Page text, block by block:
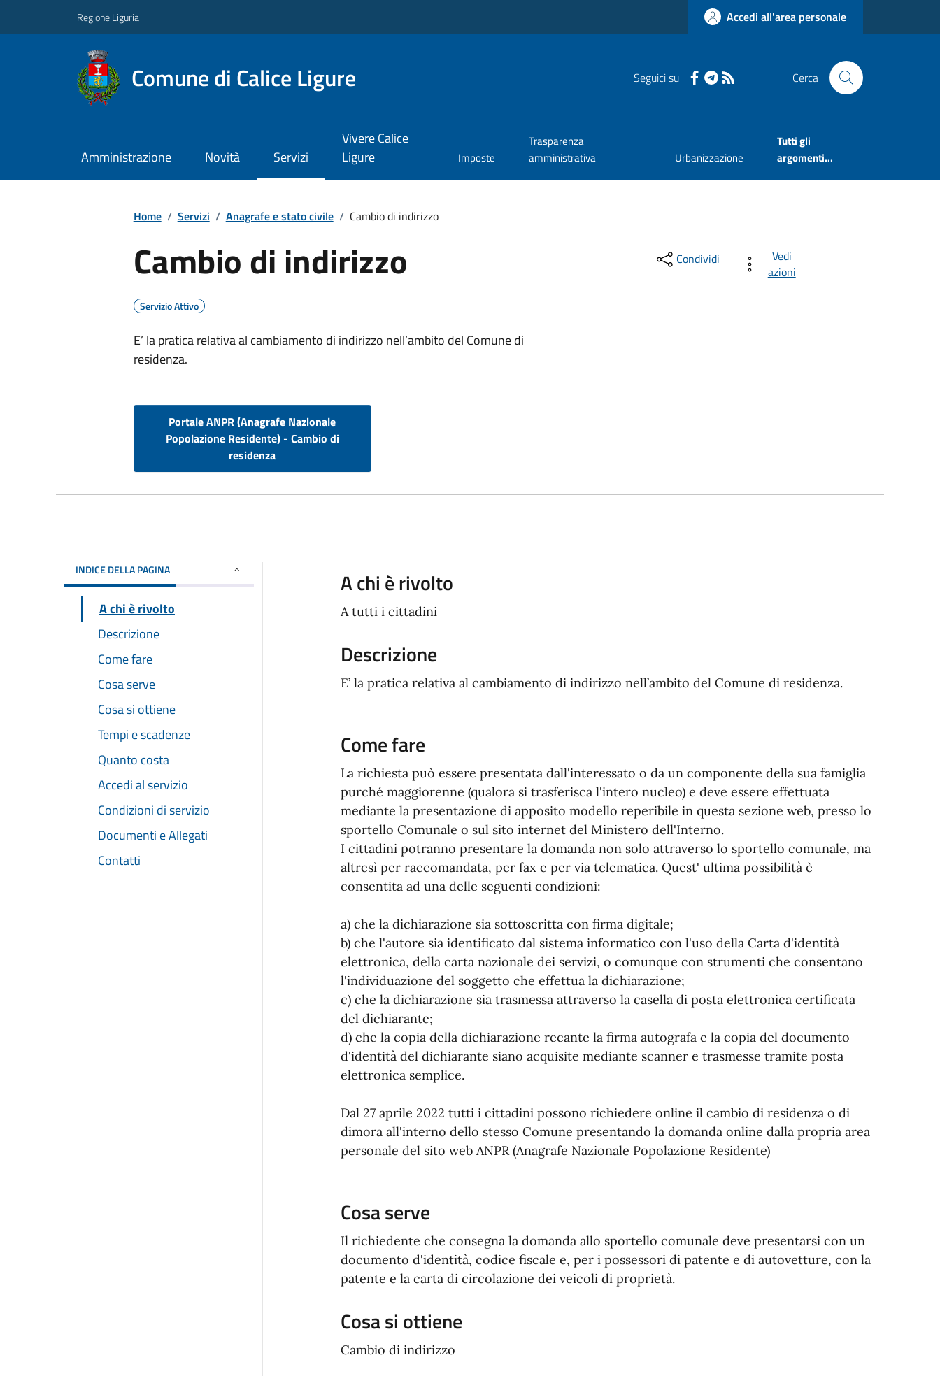
Regione Liguria Accedi all'area personale
Comune di Calice Ligure Seguici su Cerca
Amministrazione Novità Servizi
Vivere Calice
Ligure
Imposte
Trasparenza
amministrativa
Urbanizzazione
Tutti gli
argomenti...
Home / Servizi / Anagrafe e stato civile / Cambio di indirizzo
Cambio di indirizzo
Servizio Attivo
E’ la pratica relativa al cambiamento di indirizzo nell’ambito del Comune di
residenza.
Portale ANPR (Anagrafe Nazionale
Popolazione Residente) - Cambio di
residenza
Condividi
Vedi
azioni
INDICE DELLA PAGINA
A chi è rivolto
Descrizione
Come fare
Cosa serve
Cosa si ottiene
Tempi e scadenze
Quanto costa
Accedi al servizio
Condizioni di servizio
Documenti e Allegati
Contatti
A chi è rivolto
A tutti i cittadini
Descrizione
E’ la pratica relativa al cambiamento di indirizzo nell’ambito del Comune di residenza.
Come fare
La richiesta può essere presentata dall'interessato o da un componente della sua famiglia
purché maggiorenne (qualora si trasferisca l'intero nucleo) e deve essere effettuata
mediante la presentazione di apposito modello reperibile in questa sezione web, presso lo
sportello Comunale o sul sito internet del Ministero dell'Interno.
I cittadini potranno presentare la domanda non solo attraverso lo sportello comunale, ma
altresì per raccomandata, per fax e per via telematica. Quest' ultima possibilità è
consentita ad una delle seguenti condizioni:
a) che la dichiarazione sia sottoscritta con firma digitale;
b) che l'autore sia identificato dal sistema informatico con l'uso della Carta d'identità
elettronica, della carta nazionale dei servizi, o comunque con strumenti che consentano
l'individuazione del soggetto che effettua la dichiarazione;
c) che la dichiarazione sia trasmessa attraverso la casella di posta elettronica certificata
del dichiarante;
d) che la copia della dichiarazione recante la firma autografa e la copia del documento
d'identità del dichiarante siano acquisite mediante scanner e trasmesse tramite posta
elettronica semplice.
Dal 27 aprile 2022 tutti i cittadini possono richiedere online il cambio di residenza o di
dimora all'interno dello stesso Comune presentando la domanda online dalla propria area
personale del sito web ANPR (Anagrafe Nazionale Popolazione Residente)
Cosa serve
Il richiedente che consegna la domanda allo sportello comunale deve presentarsi con un
documento d'identità, codice fiscale e, per i possessori di patente e di autovetture, con la
patente e la carta di circolazione dei veicoli di proprietà.
Cosa si ottiene
Cambio di indirizzo